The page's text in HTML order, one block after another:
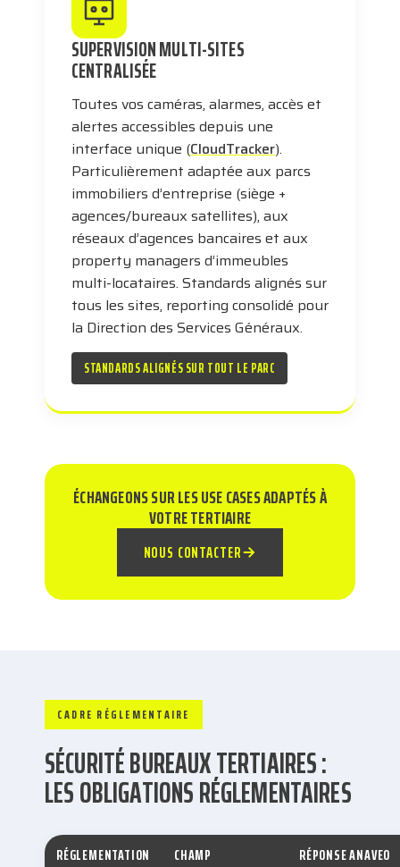
SUPERVISION MULTI-SITES
CENTRALISÉE
Toutes vos caméras, alarmes, accès et
alertes accessibles depuis une
interface unique (CloudTracker).
Particulièrement adaptée aux parcs
immobiliers d’entreprise (siège +
agences/bureaux satellites), aux
réseaux d’agences bancaires et aux
property managers d’immeubles
multi-locataires. Standards alignés sur
tous les sites, reporting consolidé pour
la Direction des Services Généraux.
STANDARDS ALIGNÉS SUR TOUT LE PARC
ÉCHANGEONS SUR LES USE CASES ADAPTÉS À
VOTRE TERTIAIRE
NOUS CONTACTER
CADRE RÉGLEMENTAIRE
SÉCURITÉ BUREAUX TERTIAIRES :
LES OBLIGATIONS RÉGLEMENTAIRES
RÉGLEMENTATION
CHAMP
RÉPONSE ANAVEO